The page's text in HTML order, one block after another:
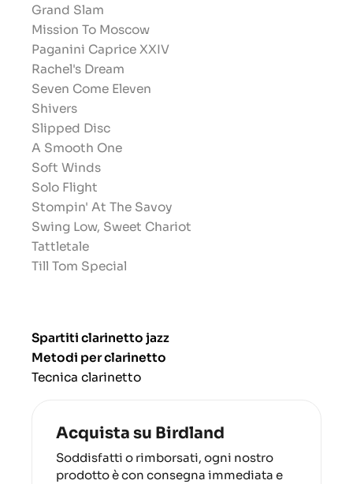
Grand Slam
Mission To Moscow
Paganini Caprice XXIV
Rachel's Dream
Seven Come Eleven
Shivers
Slipped Disc
A Smooth One
Soft Winds
Solo Flight
Stompin' At The Savoy
Swing Low, Sweet Chariot
Tattletale
Till Tom Special
Spartiti clarinetto jazz
Metodi per clarinetto
Tecnica clarinetto
Acquista su Birdland
Soddisfatti o rimborsati, ogni nostro
prodotto è con consegna immediata e